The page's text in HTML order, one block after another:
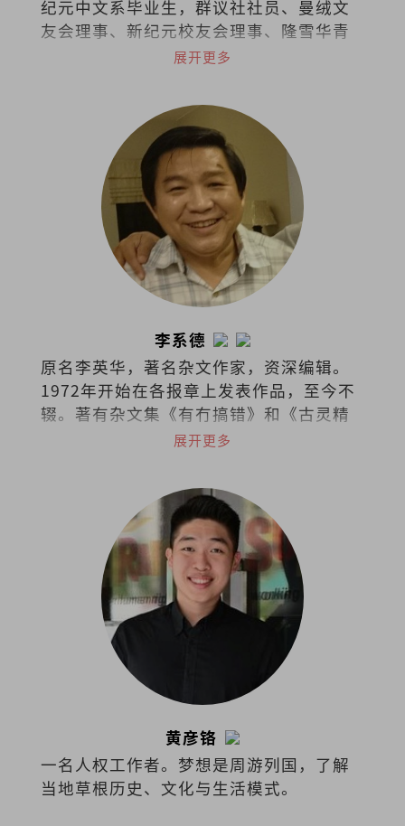
纪元中文系毕业生，群议社社员、曼绒文
友会理事、新纪元校友会理事、隆雪华青
展开更多
李系德
原名李英华，著名杂文作家，资深编辑。
1972年开始在各报章上发表作品，至今不
辍。著有杂文集《有冇搞错》和《古灵精
展开更多
黄彦铬
一名人权工作者。梦想是周游列国，了解
当地草根历史、文化与生活模式。